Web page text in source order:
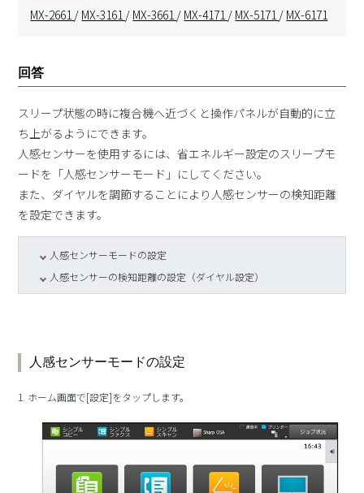
MX-2661 / MX-3161 / MX-3661 / MX-4171 / MX-5171 / MX-6171
回答
スリープ状態の時に複合機へ近づくと操作パネルが自動的に立
ち上がるようにできます。
人感センサーを使用するには、省エネルギー設定のスリープモ
ードを「人感センサーモード」にしてください。
また、ダイヤルを調節することにより人感センサーの検知距離
を設定できます。
人感センサーモードの設定
人感センサーの検知距離の設定（ダイヤル設定）
人感センサーモードの設定
1. ホーム画面で[設定]をタップします。